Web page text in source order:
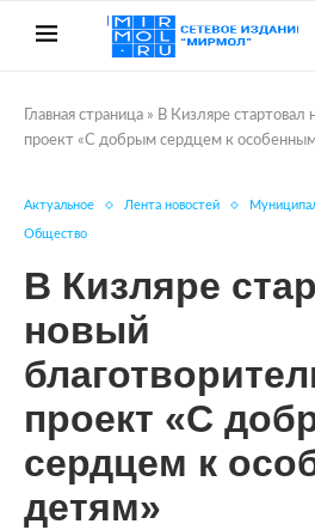
Главная страница » В Кизляре стартовал
проект «С добрым сердцем к
Актуальное Лента новостей
Общество
В Кизляре
новый
проект «С
сердцем к
детям»